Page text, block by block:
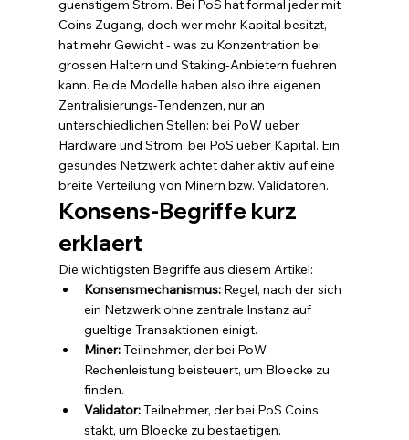
guenstigem Strom. Bei PoS hat formal jeder mit
Coins Zugang, doch wer mehr Kapital besitzt,
hat mehr Gewicht - was zu Konzentration bei
grossen Haltern und Staking-Anbietern fuehren
kann. Beide Modelle haben also ihre eigenen
Zentralisierungs-Tendenzen, nur an
unterschiedlichen Stellen: bei PoW ueber
Hardware und Strom, bei PoS ueber Kapital. Ein
gesundes Netzwerk achtet daher aktiv auf eine
breite Verteilung von Minern bzw. Validatoren.
Konsens-Begriffe kurz
erklaert
Die wichtigsten Begriffe aus diesem Artikel:
Konsensmechanismus: Regel, nach der sich
ein Netzwerk ohne zentrale Instanz auf
gueltige Transaktionen einigt.
Miner: Teilnehmer, der bei PoW
Rechenleistung beisteuert, um Bloecke zu
finden.
Validator: Teilnehmer, der bei PoS Coins
stakt, um Bloecke zu bestaetigen.